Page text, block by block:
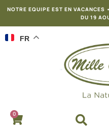
NOTRE EQUIPE EST EN
DU 19
FR
0